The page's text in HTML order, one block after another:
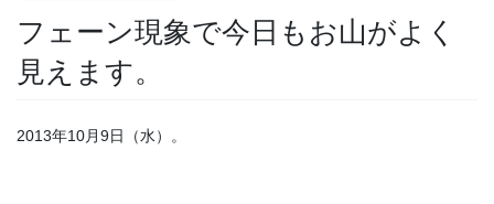
フェーン現象で今日もお山がよく
見えます。
2013年10月9日（水）。